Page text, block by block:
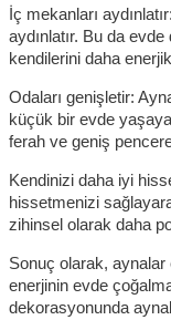
İç mekanları
aydınlatır. Bu da
kendilerini daha
Odaları genişletir:
küçük bir evde
ferah ve geniş
Kendinizi daha iyi
hissetmenizi
zihinsel olarak daha
Sonuç olarak,
enerjinin evde
dekorasyonunda